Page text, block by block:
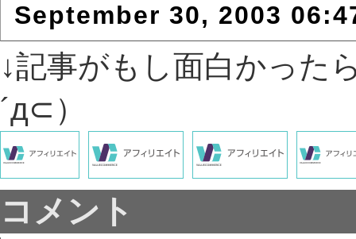
September 30, 2003
↓記事がもし面白かった
´д⊂）
コメント